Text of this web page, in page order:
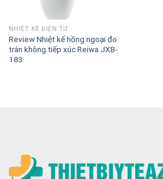
NHIỆT KẾ ĐIỆN TỬ
Review Nhiệt kế hồng ngoại đo
trán không tiếp xúc Reiwa JXB-
183